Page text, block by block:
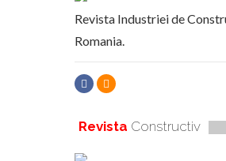
Revista Industriei de
Romania.
Revista Constructiv